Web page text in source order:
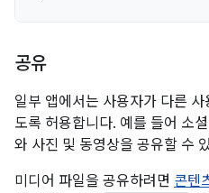
공유
일부 앱에서는 사용자가 다른
도록 허용합니다. 예를 들어 소
와 사진 및 동영상을 공유할 수
미디어 파일을 공유하려면 콘텐